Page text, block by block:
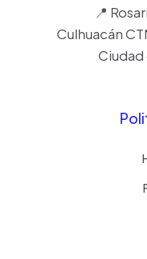
📍
Culhuacán
Ciudad